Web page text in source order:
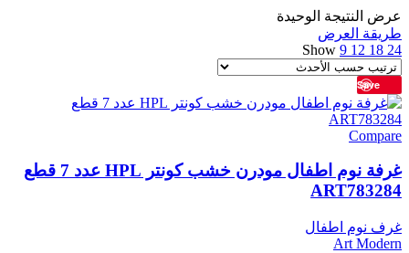
عرض النتيجة الوحيدة
طريقة العرض
Show 9 12 18 24
Save
Compare
غرفة نوم اطفال مودرن خشب كونتر HPL عدد 7 قطع
ART783284
غرف نوم اطفال
Art Modern